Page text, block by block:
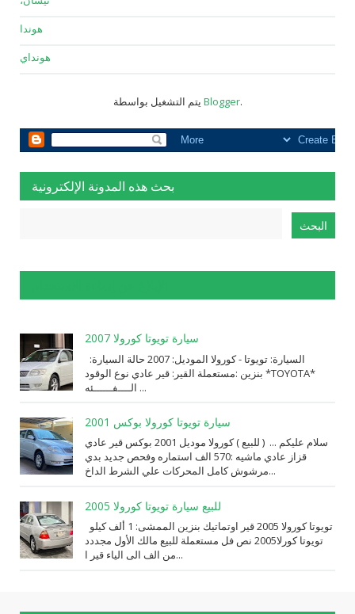
هوندا
هونداي
Blogger.
بحث هذه المدونة الإلكترونية
سيارة تويوتا كورولا 2007
⁨مستعملة⁩ القير: ⁨قير عادي⁩ نوع الوقود: ⁨بنزين⁩ *TOYOTA*
الــــفــــــئه ...
سيارة تويوتا كورولا بوكس 2001
سلام عليكم ... ( للبيع ) كورولا موديل 2001 بوكس قير عادي
قزاز عادي ماشيه :570 الف استماره وفحص جديد بدي
مرشوش كامل المحركات علي الشرط الداخ...
للبيع سيارة تويوتا كورولا 2005
تويوتا كورلا2005 نص فل مستعملة للبيع مالك الأول مجددد
من الف الى الياء قير ا...